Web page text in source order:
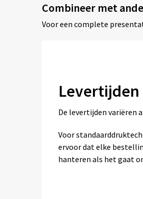
Combineer met
Voor een complete
Levertijden
De levertijden variëren
Voor
ervoor dat elke
hanteren als het gaat